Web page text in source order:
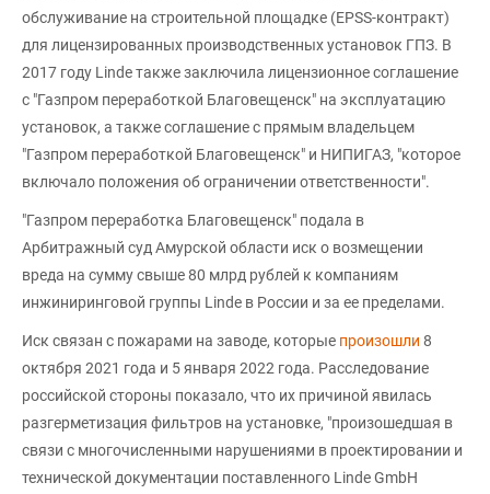
обслуживание на строительной площадке (EPSS-контракт)
для лицензированных производственных установок ГПЗ. В
2017 году Linde также заключила лицензионное соглашение
с "Газпром переработкой Благовещенск" на эксплуатацию
установок, а также соглашение с прямым владельцем
"Газпром переработкой Благовещенск" и НИПИГАЗ, "которое
включало положения об ограничении ответственности".
"Газпром переработка Благовещенск" подала в
Арбитражный суд Амурской области иск о возмещении
вреда на сумму свыше 80 млрд рублей к компаниям
инжиниринговой группы Linde в России и за ее пределами.
Иск связан с пожарами на заводе, которые произошли 8
октября 2021 года и 5 января 2022 года. Расследование
российской стороны показало, что их причиной явилась
разгерметизация фильтров на установке, "произошедшая в
связи с многочисленными нарушениями в проектировании и
технической документации поставленного Linde GmbH